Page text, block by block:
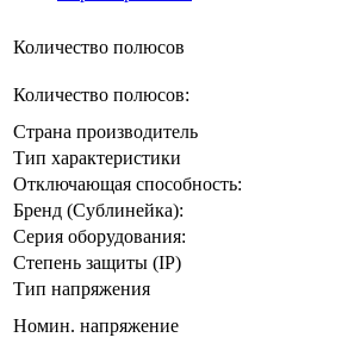
Количество полюсов
Количество полюсов:
Страна производитель
Тип характеристики
Отключающая способность:
Бренд (Сублинейка):
Серия оборудования:
Степень защиты (IP)
Тип напряжения
Номин. напряжение